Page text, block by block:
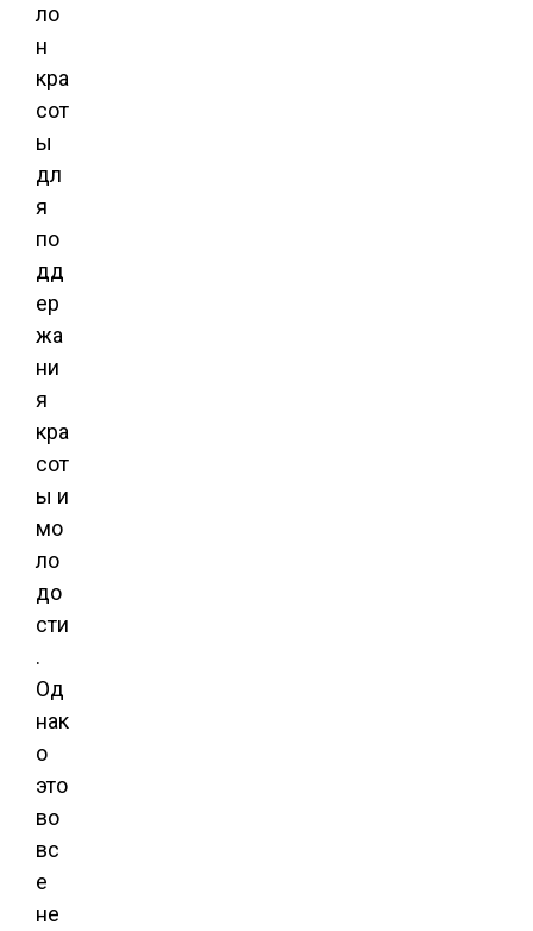
ло
н
кра
сот
ы
дл
я
по
дд
ер
жа
ни
я
кра
сот
ы и
мо
ло
до
сти
.
Од
нак
о
это
во
вс
е
не